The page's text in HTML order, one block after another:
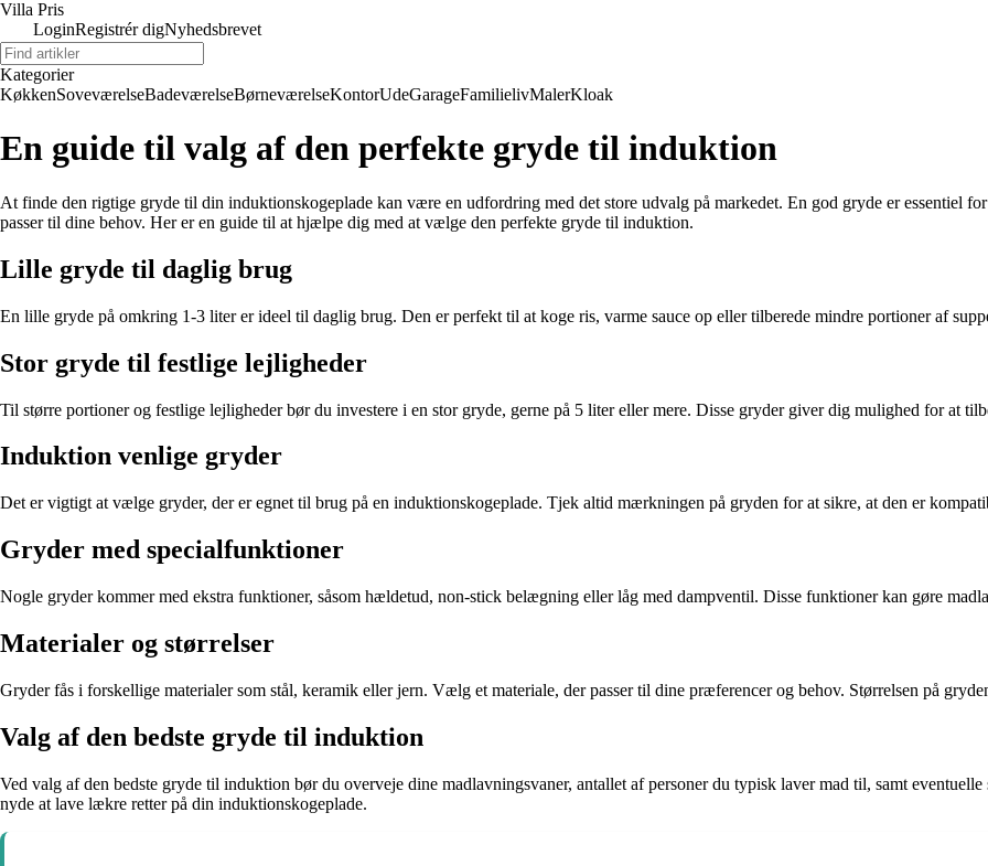
Villa Pris
LoginRegistrér digNyhedsbrevet
Kategorier
KøkkenSoveværelseBadeværelseBørneværelseKontorUdeGarageFamilielivMalerKloak
En guide til valg af den perfekte gryde til induktion
At finde den rigtige gryde til din induktionskogeplade kan være en udfordring med det store udvalg på markedet. En god gryde er essentiel
passer til dine behov. Her er en guide til at hjælpe dig med at vælge den perfekte gryde til induktion.
Lille gryde til daglig brug
En lille gryde på omkring 1-3 liter er ideel til daglig brug. Den er perfekt til at koge ris, varme sauce op eller tilberede mindre portioner af
Stor gryde til festlige lejligheder
Til større portioner og festlige lejligheder bør du investere i en stor gryde, gerne på 5 liter eller mere. Disse gryder giver dig mulighed for at
Induktion venlige gryder
Det er vigtigt at vælge gryder, der er egnet til brug på en induktionskogeplade. Tjek altid mærkningen på gryden for at sikre, at den er
Gryder med specialfunktioner
Nogle gryder kommer med ekstra funktioner, såsom hældetud, non-stick belægning eller låg med dampventil. Disse funktioner kan gøre
Materialer og størrelser
Gryder fås i forskellige materialer som stål, keramik eller jern. Vælg et materiale, der passer til dine præferencer og behov. Størrelsen på
Valg af den bedste gryde til induktion
Ved valg af den bedste gryde til induktion bør du overveje dine madlavningsvaner, antallet af personer du typisk laver mad til, samt
nyde at lave lækre retter på din induktionskogeplade.